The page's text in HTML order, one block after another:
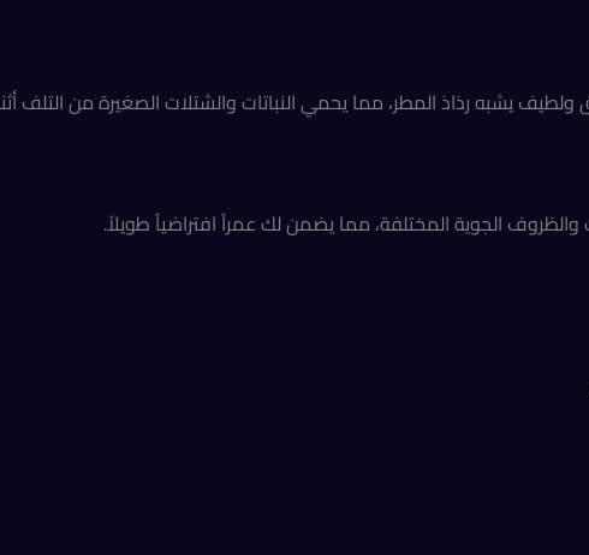
يشبه رذاذ المطر، مما يحمي النباتات والشتلات الصغيرة من التلف
الجوية المختلفة، مما يضمن لك عمراً افتراضياً طويلاً.